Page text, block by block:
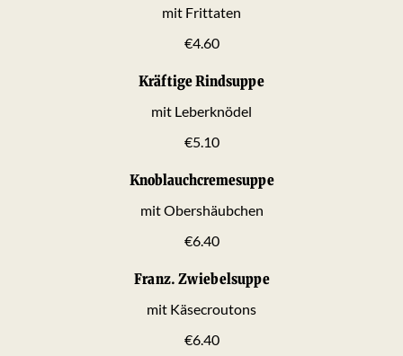
mit Frittaten
€4.60
Kräftige Rindsuppe
mit Leberknödel
€5.10
Knoblauchcremesuppe
mit Obershäubchen
€6.40
Franz. Zwiebelsuppe
mit Käsecroutons
€6.40